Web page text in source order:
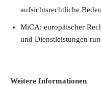
aufsichtsrechtliche
MiCA: europäischer
und Dienstleistungen
Weitere Informationen